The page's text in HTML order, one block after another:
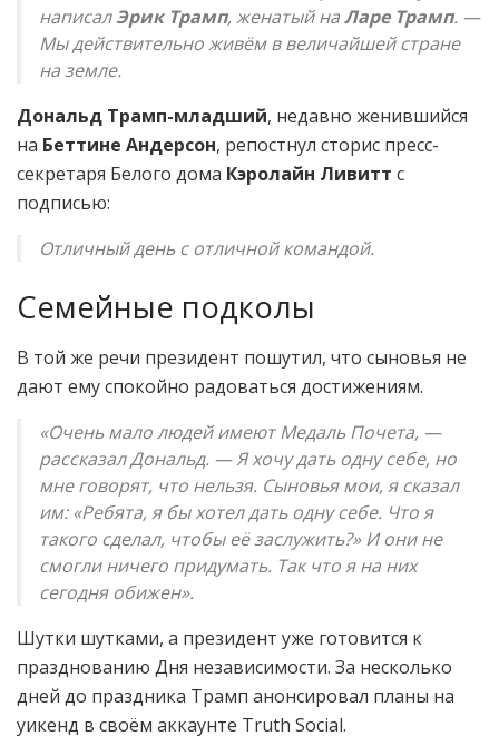
написалЭрик Трамп, женатый наЛаре Трамп. —
Мы действительно живём в величайшей стране
на земле.
Дональд Трамп-младший, недавно женившийся
на Беттине Андерсон, репостнул сторис пресс-
секретаря Белого дома Кэролайн Ливитт с
подписью:
Отличный день с отличной командой.
Семейные подколы
В той же речи президент пошутил, что сыновья не
дают ему спокойно радоваться достижениям.
«Очень мало людей имеют Медаль Почета, —
рассказал Дональд. — Я хочу дать одну себе, но
мне говорят, что нельзя. Сыновья мои, я сказал
им: «Ребята, я бы хотел дать одну себе. Что я
такого сделал, чтобы её заслужить?» И они не
смогли ничего придумать. Так что я на них
сегодня обижен».
Шутки шутками, а президент уже готовится к
празднованию Дня независимости. За несколько
дней до праздника Трамп анонсировал планы на
уикенд в своём аккаунте Truth Social.